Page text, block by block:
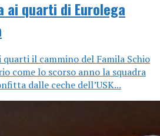
ai quarti di Eurolega
quarti il cammino del Famila Schio
come lo scorso anno la squadra
dalle ceche dell’USK...